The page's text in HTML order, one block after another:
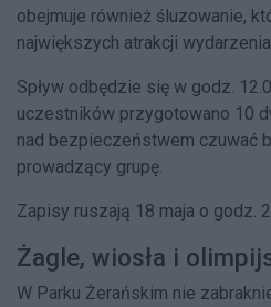
obejmuje również śluzowanie,
największych atrakcji wydarzenia.
Spływ odbędzie się w godz.
uczestników przygotowano 10
nad bezpieczeństwem czuwać
prowadzący grupę.
Zapisy ruszają 18 maja o godz.
Żagle, wiosła i
W Parku Żerańskim nie